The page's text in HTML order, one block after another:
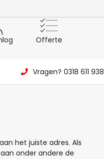
Offerte
Vragen? 0318 611 938
het juiste adres. Als
onder andere de